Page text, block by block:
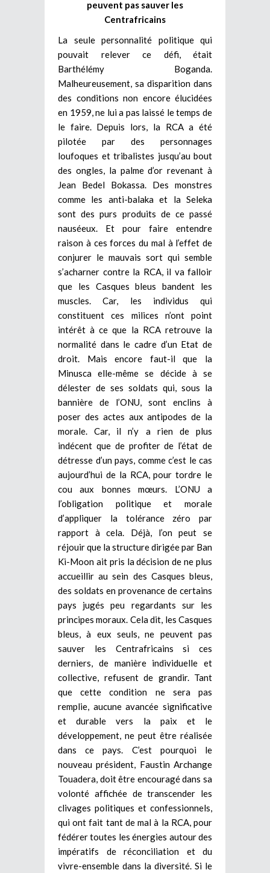
peuvent pas sauver les
Centrafricains
La seule personnalité politique qui
pouvait relever ce défi, était
Barthélémy Boganda.
Malheureusement, sa disparition dans
des conditions non encore élucidées
en 1959, ne lui a pas laissé le temps de
le faire. Depuis lors, la RCA a été
pilotée par des personnages
loufoques et tribalistes jusqu’au bout
des ongles, la palme d’or revenant à
Jean Bedel Bokassa. Des monstres
comme les anti-balaka et la Seleka
sont des purs produits de ce passé
nauséeux. Et pour faire entendre
raison à ces forces du mal à l’effet de
conjurer le mauvais sort qui semble
s’acharner contre la RCA, il va falloir
que les Casques bleus bandent les
muscles. Car, les individus qui
constituent ces milices n’ont point
intérêt à ce que la RCA retrouve la
normalité dans le cadre d’un Etat de
droit. Mais encore faut-il que la
Minusca elle-même se décide à se
délester de ses soldats qui, sous la
bannière de l’ONU, sont enclins à
poser des actes aux antipodes de la
morale. Car, il n’y a rien de plus
indécent que de profiter de l’état de
détresse d’un pays, comme c’est le cas
aujourd’hui de la RCA, pour tordre le
cou aux bonnes mœurs. L’ONU a
l’obligation politique et morale
d’appliquer la tolérance zéro par
rapport à cela. Déjà, l’on peut se
réjouir que la structure dirigée par Ban
Ki-Moon ait pris la décision de ne plus
accueillir au sein des Casques bleus,
des soldats en provenance de certains
pays jugés peu regardants sur les
principes moraux. Cela dit, les Casques
bleus, à eux seuls, ne peuvent pas
sauver les Centrafricains si ces
derniers, de manière individuelle et
collective, refusent de grandir. Tant
que cette condition ne sera pas
remplie, aucune avancée significative
et durable vers la paix et le
développement, ne peut être réalisée
dans ce pays. C’est pourquoi le
nouveau président, Faustin Archange
Touadera, doit être encouragé dans sa
volonté affichée de transcender les
clivages politiques et confessionnels,
qui ont fait tant de mal à la RCA, pour
fédérer toutes les énergies autour des
impératifs de réconciliation et du
vivre-ensemble dans la diversité. Si le